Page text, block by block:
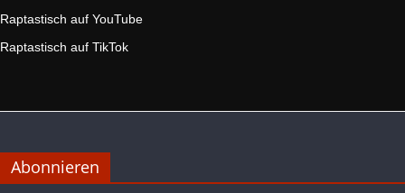
Raptastisch auf YouTube
Raptastisch auf TikTok
Abonnieren